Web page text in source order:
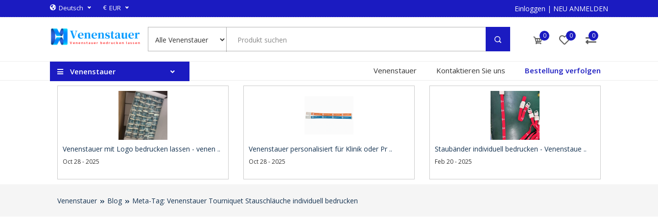
Deutsch € EUR Einloggen | NEU ANMELDEN
0 0 0
Venenstauer Venenstauer Kontaktieren Sie uns Bestellung verfolgen
Venenstauer mit Logo bedrucken lassen - venen ..
Oct 28 - 2025
Venenstauer personalisiert für Klinik oder Pr ..
Oct 28 - 2025
Staubänder individuell bedrucken - Venenstaue ..
Feb 20 - 2025
Venenstauer Blog Meta-Tag: Venenstauer Tourniquet Stauschläuche individuell bedrucken